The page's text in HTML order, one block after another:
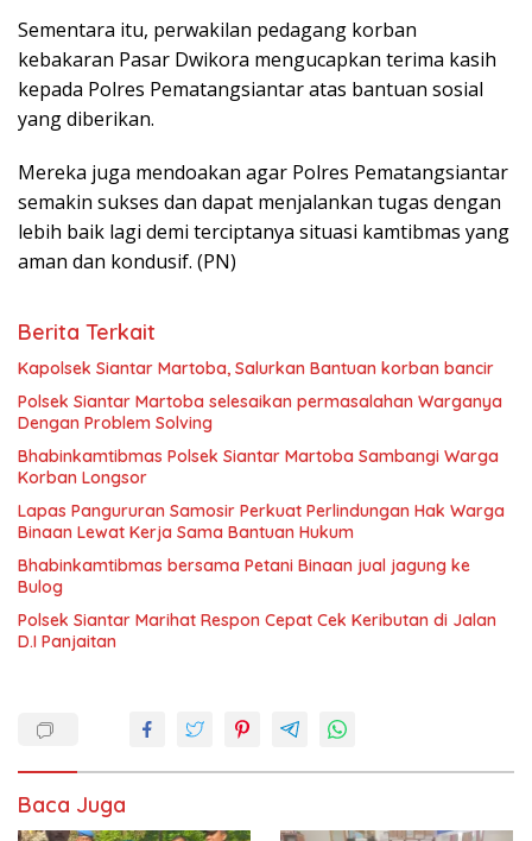
Sementara itu, perwakilan pedagang korban
kebakaran Pasar Dwikora mengucapkan terima kasih
kepada Polres Pematangsiantar atas bantuan sosial
yang diberikan.
Mereka juga mendoakan agar Polres Pematangsiantar
semakin sukses dan dapat menjalankan tugas dengan
lebih baik lagi demi terciptanya situasi kamtibmas yang
aman dan kondusif. (PN)
Berita Terkait
Kapolsek Siantar Martoba, Salurkan Bantuan korban bancir
Polsek Siantar Martoba selesaikan permasalahan Warganya
Dengan Problem Solving
Bhabinkamtibmas Polsek Siantar Martoba Sambangi Warga
Korban Longsor
Lapas Pangururan Samosir Perkuat Perlindungan Hak Warga
Binaan Lewat Kerja Sama Bantuan Hukum
Bhabinkamtibmas bersama Petani Binaan jual jagung ke
Bulog
Polsek Siantar Marihat Respon Cepat Cek Keributan di Jalan
D.I Panjaitan
Baca Juga